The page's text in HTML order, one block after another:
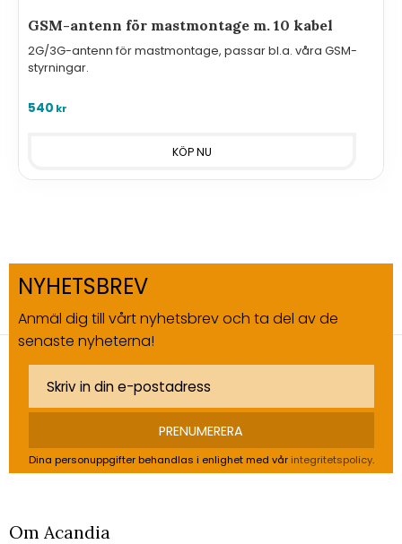
GSM-antenn för mastmontage m. 10 kabel
2G/3G-antenn för mastmontage, passar bl.a. våra GSM-
styrningar.
540 kr
NYHETSBREV
Anmäl dig till vårt nyhetsbrev och ta del av de
senaste nyheterna!
PRENUMERERA
Dina personuppgifter behandlas i enlighet med vår integritetspolicy.
Om Acandia